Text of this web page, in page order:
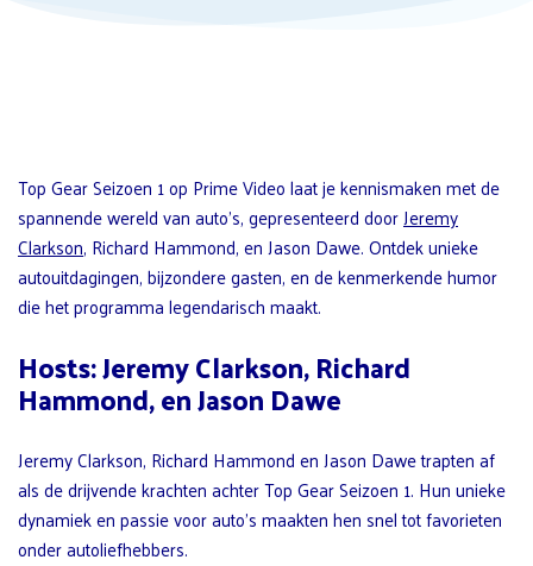
Top Gear Seizoen 1 op Prime Video laat je kennismaken met de
spannende wereld van auto’s, gepresenteerd doorJeremy
Clarkson, Richard Hammond, en Jason Dawe. Ontdek unieke
autouitdagingen, bijzondere gasten, en de kenmerkende humor
die het programma legendarisch maakt.
Hosts: Jeremy Clarkson, Richard
Hammond, en Jason Dawe
Jeremy Clarkson, Richard Hammond en Jason Dawe trapten af
als de drijvende krachten achter Top Gear Seizoen 1. Hun unieke
dynamiek en passie voor auto’s maakten hen snel tot favorieten
onder autoliefhebbers.